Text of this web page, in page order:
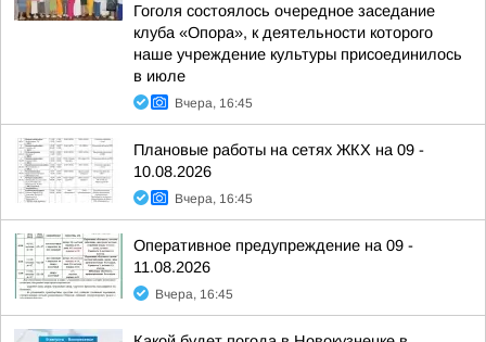
Гоголя состоялось очередное заседание
клуба «Опора», к деятельности которого
наше учреждение культуры присоединилось
в июле
Вчера, 16:45
Плановые работы на сетях ЖКХ на 09 -
10.08.2026
Вчера, 16:45
Оперативное предупреждение на 09 -
11.08.2026
Вчера, 16:45